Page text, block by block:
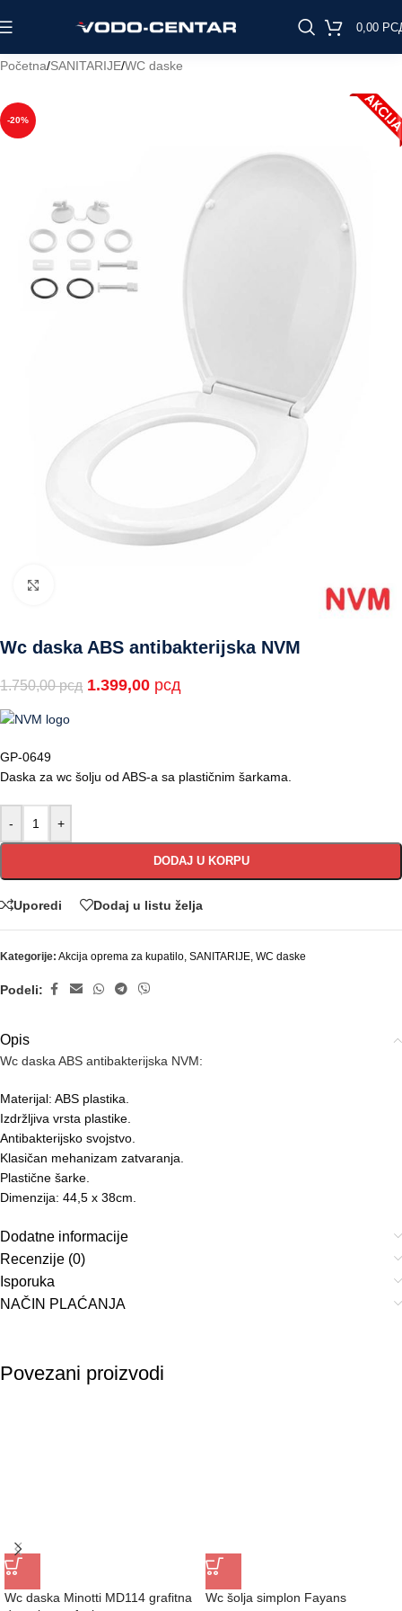
0,00
Početna/SANITARIJE/WC daske
-20%
Wc daska ABS antibakterijska NVM
1.750,00рсд 1.399,00 рсд
GP-0649
Daska za wc šolju od ABS-a sa plastičnim šarkama.
- +
DODAJ U KORPU
Uporedi Dodaj u listu želja
Kategorije: Akcija oprema za kupatilo, SANITARIJE, WC daske
Podeli:
Opis
Wc daska ABS antibakterijska NVM:
Materijal: ABS plastika.
Izdržljiva vrsta plastike.
Antibakterijsko svojstvo.
Klasičan mehanizam zatvaranja.
Plastične šarke.
Dimenzija: 44,5 x 38cm.
Dodatne informacije
Recenzije (0)
Isporuka
NAČIN PLAĆANJA
Povezani proizvodi
Wc daska Minotti MD114 grafitna
Wc šolja simplon Fayans